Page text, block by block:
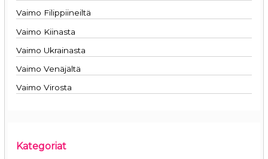
Vaimo Filippiineiltä
Vaimo Kiinasta
Vaimo Ukrainasta
Vaimo Venäjältä
Vaimo Virosta
Kategoriat